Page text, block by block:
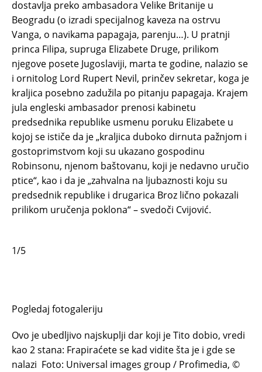
dostavlja preko ambasadora Velike Britanije u
Beogradu (o izradi specijalnog kaveza na ostrvu
Vanga, o navikama papagaja, parenju…). U pratnji
princa Filipa, supruga Elizabete Druge, prilikom
njegove posete Jugoslaviji, marta te godine, nalazio se
i ornitolog Lord Rupert Nevil, prinčev sekretar, koga je
kraljica posebno zadužila po pitanju papagaja. Krajem
jula engleski ambasador prenosi kabinetu
predsednika republike usmenu poruku Elizabete u
kojoj se ističe da je „kraljica duboko dirnuta pažnjom i
gostoprimstvom koji su ukazano gospodinu
Robinsonu, njenom baštovanu, koji je nedavno uručio
ptice“, kao i da je „zahvalna na ljubaznosti koju su
predsednik republike i drugarica Broz lično pokazali
prilikom uručenja poklona“ – svedoči Cvijović.
1/5
Pogledaj fotogaleriju
Ovo je ubedljivo najskuplji dar koji je Tito dobio, vredi
kao 2 stana: Frapiraćete se kad vidite šta je i gde se
nalazi Foto: Universal images group / Profimedia, ©